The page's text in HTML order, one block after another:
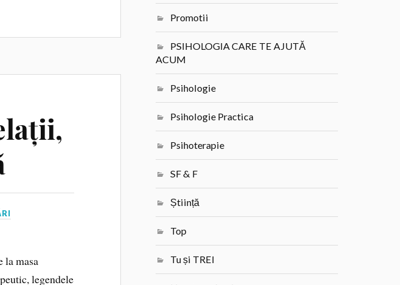
la masa
legendele
Promotii
PSIHOLOGIA CARE TE AJUTĂ
ACUM
Psihologie
Psihologie Practica
Psihoterapie
SF & F
Știință
Top
Tu și TREI